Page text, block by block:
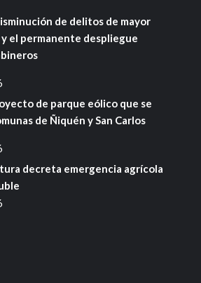
de delitos de mayor
el permanente despliegue
de parque eólico que se
de Ñiquén y San Carlos
decreta emergencia agrícola